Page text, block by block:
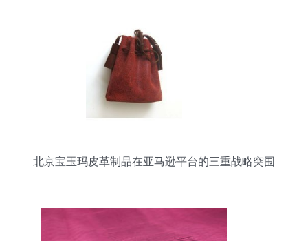
北京宝玉玛皮革制品在亚马逊平台的三重战略突围